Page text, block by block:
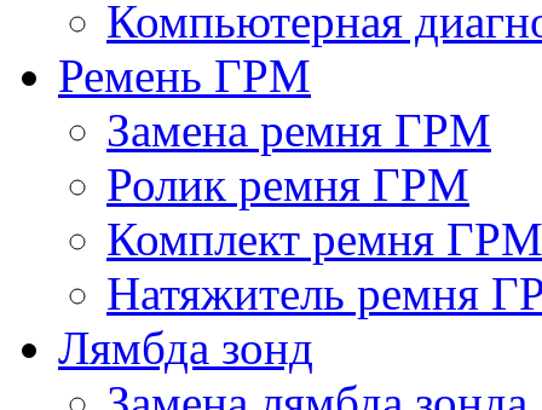
Компьютерная
Ремень ГРМ
Замена ремня ГРМ
Ролик ремня ГРМ
Комплект ремня ГРМ
Натяжитель ремня
Лямбда зонд